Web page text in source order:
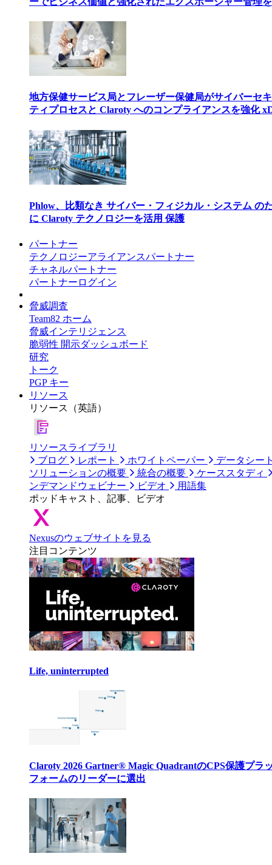
地方保健サービス局とフレーザー保健局がサイバーセ
ティプロセスと Claroty へのコンプライアンスを強化
Phlow、比類なき サイバー・フィジカル・システム の
に Claroty テクノロジーを活用 保護
パートナー
テクノロジーアライアンスパートナー
チャネルパートナー
パートナーログイン
脅威調査
Team82 ホーム
脅威インテリジェンス
脆弱性 開示ダッシュボード
研究
トーク
PGP キー
リソース
リソース（英語）
リソースライブラリ
ブログ
レポート ホワイトペーパー
データシー
ソリューションの概要
統合の概要
ケーススタディ
ンデマンドウェビナー
ビデオ
用語集
ポッドキャスト、記事、ビデオ
Nexusのウェブサイトを見る
注目コンテンツ
Life, uninterrupted
Claroty 2026 Gartner® Magic QuadrantのCPS保護プラ
フォームのリーダーに選出